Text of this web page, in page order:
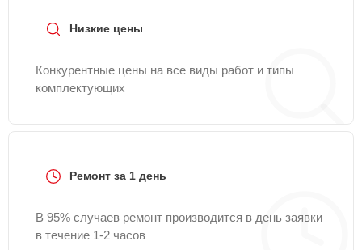
Низкие цены
Конкурентные цены на все виды работ и типы
комплектующих
Ремонт за 1 день
В 95% случаев ремонт производится в день заявки
в течение 1-2 часов